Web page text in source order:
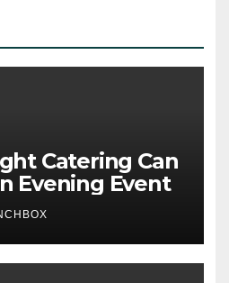
Catering Can
Evening Event